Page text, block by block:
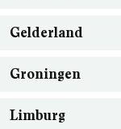
Gelderland
Groningen
Limburg